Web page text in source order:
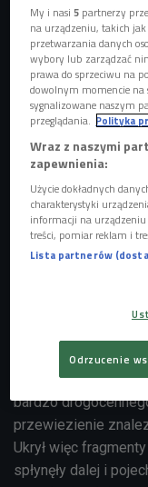
Teren przy katedrze
Berlińczyków.
Foto:
Kolekcje z całego
Zwiedzanie Berlina,
Wyspy Muzeów.
XIX wieku.
Pergamońskie, w
świata. Obecność
dość
stworzona w
czci bogini Isztar.
Imperium
odkrył niebieskie
bardzo
przewiezienie
Ukrył więc
spłynęły dalej i
My i nasi5 partnerzy
na urządzeniu, takich
przetwarzania danych
wybory lub zarządzać
prawa do sprzeciwu na
dowolnym momencie na
sygnalizowane naszym
przeglądania. Polityka
Wraz z naszymi
zapewnienia:
Użycie dokładnych
charakterystyki
informacji na urządzeniu
treści, pomiar reklam i
Lista partnerów
Odrzucenie